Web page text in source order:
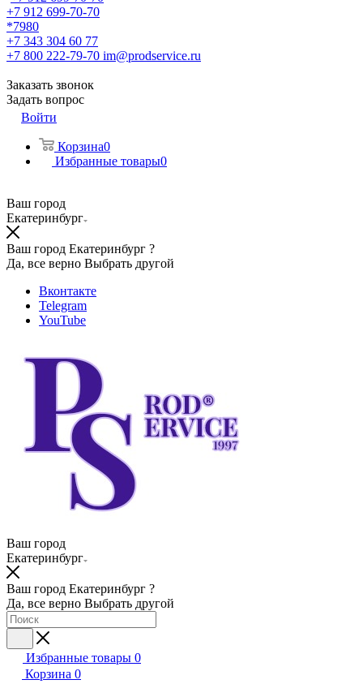
+7 912 699-70-70
*7980
+7 343 304 60 77
+7 800 222-79-70 im@prodservice.ru
Заказать звонок
Задать вопрос
Войти
Корзина0
Избранные товары0
Ваш город
Екатеринбург
Ваш город Екатеринбург ?
Да, все верно Выбрать другой
Вконтакте
Telegram
YouTube
Ваш город
Екатеринбург
Ваш город Екатеринбург ?
Да, все верно Выбрать другой
Избранные товары 0
Корзина 0